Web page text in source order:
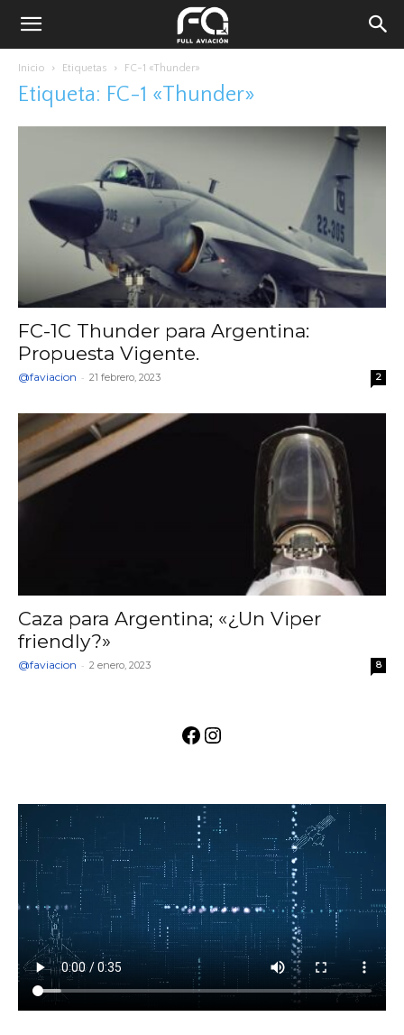
Inicio Etiquetas FC-1 «Thunder»
Etiqueta: FC-1 «Thunder»
FC-1C Thunder para Argentina:
Propuesta Vigente.
@faviacion - 21 febrero, 2023 2
Caza para Argentina; «¿Un Viper
friendly?»
@faviacion - 2 enero, 2023 8
Facebook
Instagram